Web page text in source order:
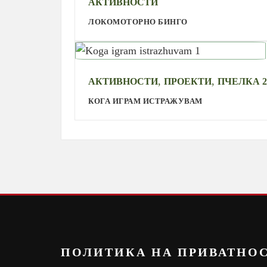
АКТИВНОСТИ
ЛОКОМОТОРНО БИНГО
АКТИВНОСТИ, ПРОЕКТИ, ПЧЕЛКА 2
КОГА ИГРАМ ИСТРАЖУВАМ
ПОЛИТИКА НА